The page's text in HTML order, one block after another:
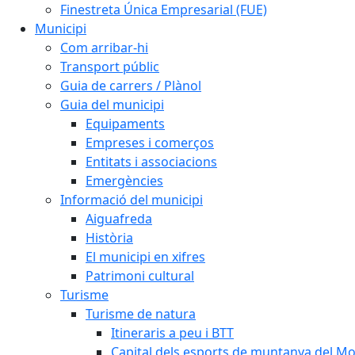
Finestreta Única Empresarial (FUE)
Municipi
Com arribar-hi
Transport públic
Guia de carrers / Plànol
Guia del municipi
Equipaments
Empreses i comerços
Entitats i associacions
Emergències
Informació del municipi
Aiguafreda
Història
El municipi en xifres
Patrimoni cultural
Turisme
Turisme de natura
Itineraris a peu i BTT